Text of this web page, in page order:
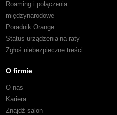
Roaming i połączenia
międzynarodowe
Poradnik Orange
Status urządzenia na raty
Zgłoś niebezpieczne treści
O firmie
O nas
Kariera
Znajdź salon